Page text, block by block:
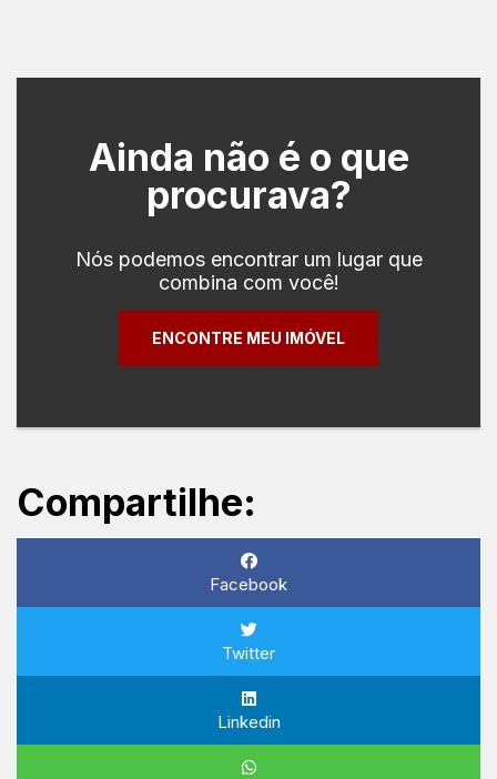
Ainda não é o que
procurava?
Nós podemos encontrar um lugar que
combina com você!
ENCONTRE MEU IMÓVEL
Compartilhe:
Facebook
Twitter
Linkedin